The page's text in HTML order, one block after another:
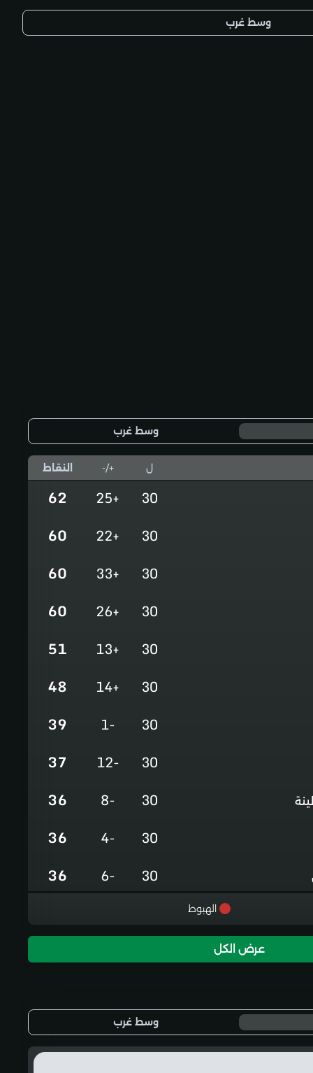
وسط غرب
وسط غرب
ل +/- النقاط
30
+25
62
30
+22
60
30
+33
60
30
+26
60
30
+13
51
30
+14
48
30
-1
39
30
-12
37
30
-8
36
30
-4
36
30
-6
36
30
-24
الهبوط
عرض الكل
وسط غرب